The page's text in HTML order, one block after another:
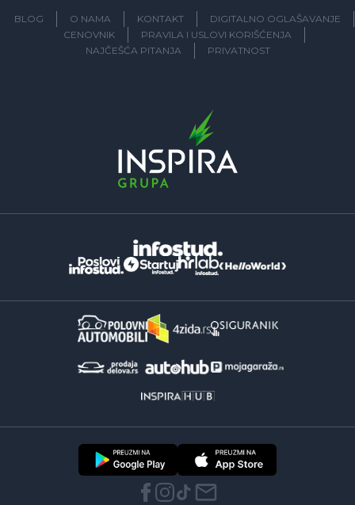
BLOG O NAMA KONTAKT
DIGITALNO OGLAŠAVANJE
CENOVNIK
PRAVILA I USLOVI KORIŠĆENJA
NAJČEŠĆA PITANJA
PRIVATNOST